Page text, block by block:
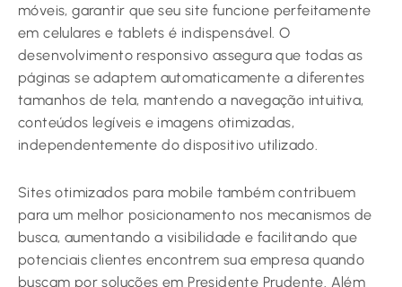
móveis, garantir que seu site funcione perfeitamente
em celulares e tablets é indispensável. O
desenvolvimento responsivo assegura que todas as
páginas se adaptem automaticamente a diferentes
tamanhos de tela, mantendo a navegação intuitiva,
conteúdos legíveis e imagens otimizadas,
independentemente do dispositivo utilizado.
Sites otimizados para mobile também contribuem
para um melhor posicionamento nos mecanismos de
busca, aumentando a visibilidade e facilitando que
potenciais clientes encontrem sua empresa quando
buscam por soluções em Presidente Prudente. Além